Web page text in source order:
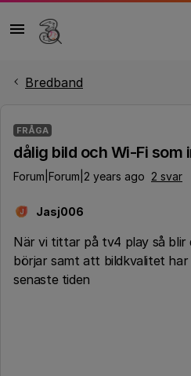
Bredband
FRÅGA
dålig bild och Wi-Fi
Forum|Forum|2 years ago 2 svar
J Jasj006
När vi tittar på tv4 play så
börjar samt att bildkvalitet har
senaste tiden